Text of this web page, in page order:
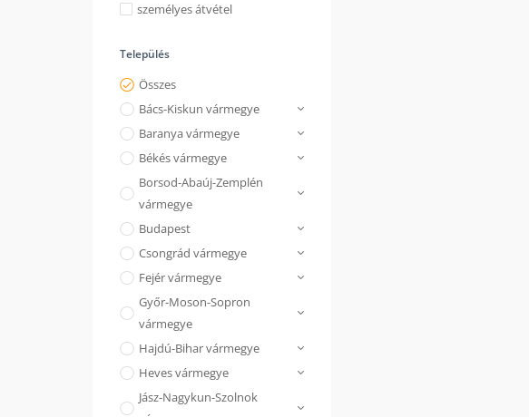
személyes átvétel
Település
Összes
Bács-Kiskun vármegye
Baranya vármegye
Békés vármegye
Borsod-Abaúj-Zemplén
vármegye
Budapest
Csongrád vármegye
Fejér vármegye
Győr-Moson-Sopron
vármegye
Hajdú-Bihar vármegye
Heves vármegye
Jász-Nagykun-Szolnok